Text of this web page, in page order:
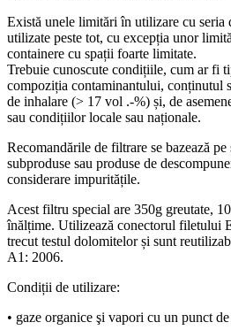
Există unele limitări în utilizare cu
utilizate peste tot, cu excepția unor
containere cu spații foarte limitate.
Trebuie cunoscute condițiile, cum ar fi
compoziția contaminantului, conținutul
de inhalare (> 17 vol .-%) și, de
sau condițiilor locale sau naționale.
Recomandările de filtrare se bazează
subproduse sau produse de
considerare impuritățile.
Acest filtru special are 350g greutate,
înălțime. Utilizează conectorul filetului
trecut testul dolomitelor și sunt
A1: 2006.
Condiții de utilizare:
• gaze organice şi vapori cu un punct